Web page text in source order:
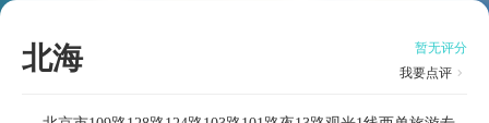
北海
暂无评分
我要点评 